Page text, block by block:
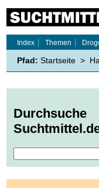
Index
Themen
Pfad: Startseite >
Durchsuche